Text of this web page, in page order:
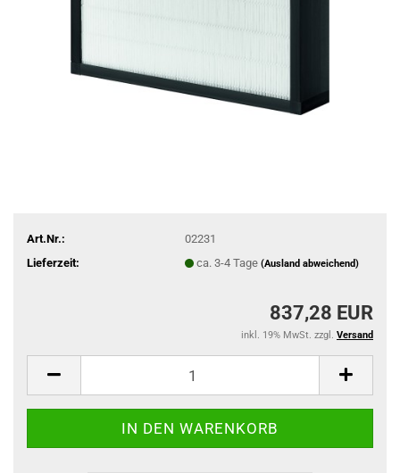
Art.Nr.:
02231
Lieferzeit:
ca. 3-4 Tage (Ausland abweichend)
837,28 EUR
inkl. 19% MwSt. zzgl. Versand